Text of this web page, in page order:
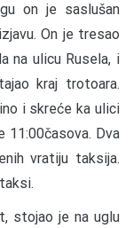
on je saslušan
On je tresao
na ulicu Rusela, i
kraj trotoara.
i skreće ka ulici
11:00časova. Dva
vratiju taksija.
stojao je na uglu